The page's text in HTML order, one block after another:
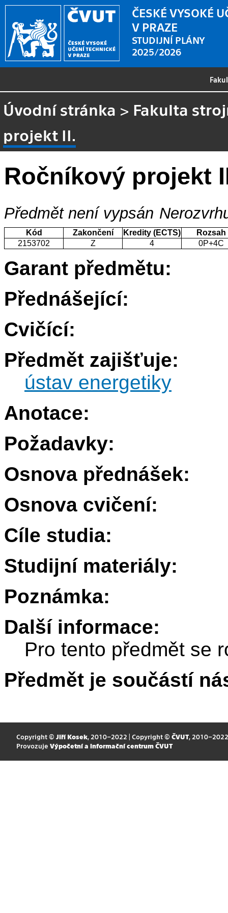
ČESKÉ VYSOKÉ
V PRAZE
STUDIJNÍ PLÁNY
2025/2026
Úvodní stránka > Fakulta
projekt II.
Ročníkový projekt
Předmět není vypsán
Kód Zakončení Kredity (ECTS)
Rozsah
2153702
Z 4 0P+4C
Garant předmětu:
Přednášející:
Cvičící:
Předmět zajišťuje:
ústav energetiky
Anotace:
Požadavky:
Osnova přednášek:
Osnova cvičení:
Cíle studia:
Studijní materiály:
Poznámka:
Další informace:
Pro tento předmět se
Předmět je součástí
Copyright © Jiří Kosek, 2010–2022 | Copyright © ČVUT, 2010–2022
Provozuje Výpočetní a informační centrum ČVUT